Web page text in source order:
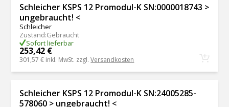
Schleicher KSPS 12 Promodul-K SN:0000018743 >
ungebraucht! <
Schleicher
Zustand:Gebraucht
Sofort lieferbar
253,42 €
301,57 € inkl. MwSt. zzgl.Versandkosten
Schleicher KSPS 12 Promodul-K SN:24005285-
578060 > ungebraucht! <